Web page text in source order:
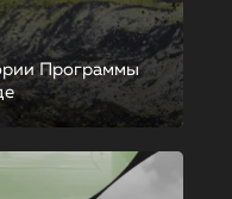
Программы